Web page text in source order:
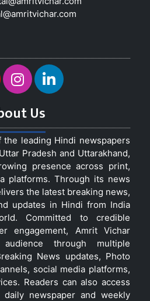
Us
leading Hindi newspapers
Pradesh and Uttarakhand,
presence across print,
platforms. Through its news
the latest breaking news,
updates in Hindi from India
Committed to credible
engagement, Amrit Vichar
through multiple
News updates, Photo
social media platforms,
Readers can also access
newspaper and weekly